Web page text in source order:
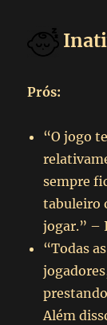
Prós:
“O jogo
sempre
tabuleiro
jogar.” –
“Todas
Além